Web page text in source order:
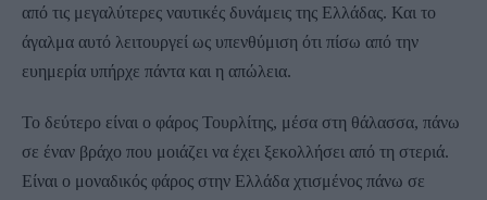
από τις μεγαλύτερες ναυτικές δυνάμεις της Ελλάδας. Και το
άγαλμα αυτό λειτουργεί ως υπενθύμιση ότι πίσω από την
ευημερία υπήρχε πάντα και η απώλεια.
Το δεύτερο είναι ο φάρος Τουρλίτης, μέσα στη θάλασσα, πάνω
σε έναν βράχο που μοιάζει να έχει ξεκολλήσει από τη στεριά.
Είναι ο μοναδικός φάρος στην Ελλάδα χτισμένος πάνω σε